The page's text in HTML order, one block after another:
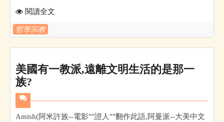
閱讀全文
哲學宗教
美國有一教派,遠離文明生活的是那一
族?
Amish(阿米許族--電影""證人""翻作此語,阿曼派--大美中文